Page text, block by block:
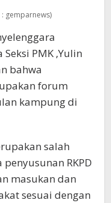
gemparnews)
PMK ,Yulin
bahwa
forum
kampung di
salah
RKPD
masukan dan
sesuai dengan